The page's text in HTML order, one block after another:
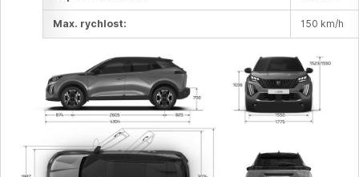
Max. rychlost: 150 km/h